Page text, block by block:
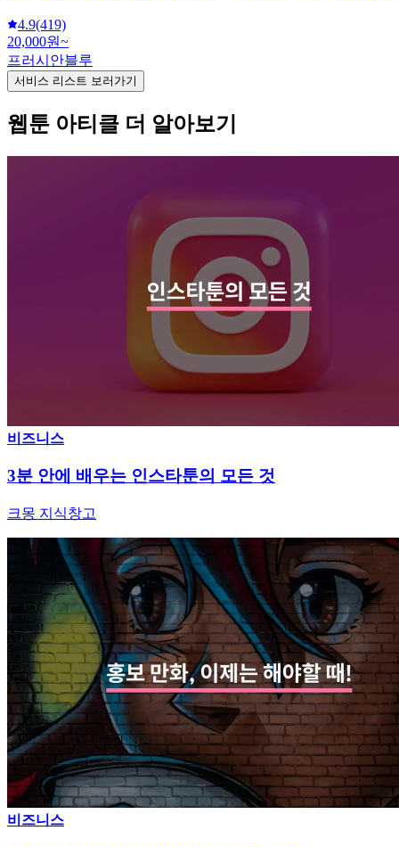
4.9(419)
20,000원~
프러시안블루
서비스 리스트 보러가기
웹툰 아티클 더 알아보기
비즈니스
3분 안에 배우는 인스타툰의 모든 것
크몽 지식창고
비즈니스